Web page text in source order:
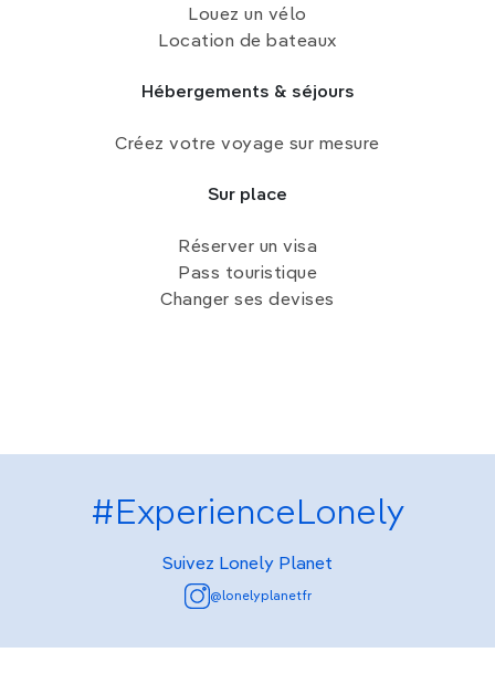
Louez un vélo
Location de bateaux
Hébergements & séjours
Créez votre voyage sur mesure
Sur place
Réserver un visa
Pass touristique
Changer ses devises
#ExperienceLonely
Suivez Lonely Planet
@lonelyplanetfr